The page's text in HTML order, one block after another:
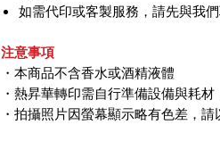
如需代印或客製服務，請先與我
注意事項
・本商品不含香水或酒精液體
・熱昇華轉印需自行準備設備與耗
・拍攝照片因螢幕顯示略有色差，